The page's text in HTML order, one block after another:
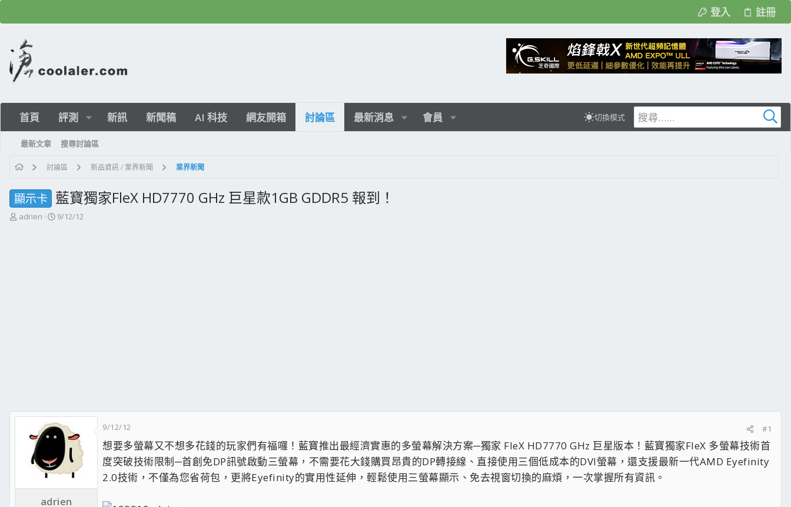
登入 註冊
首頁 評測 新訊 新聞稿 AI 科技 網友開箱 討論區 最新消息 會員 切換模式
最新文章 搜尋討論區
討論區 新品資訊 / 業界新聞 業界新聞
顯示卡 藍寶獨家FleX HD7770 GHz 巨星款1GB GDDR5 報到！
主
adrien
開
9/12/12
adrien
9/12/12 #1
想要多螢幕又不想多花錢的玩家們有福囉！藍寶推出最經濟實惠的多螢幕解決方案─獨家 FleX HD7770 GHz 巨星版本！藍寶獨家FleX 多螢幕技術首
度突破技術限制─首創免DP訊號啟動三螢幕，不需要花大錢購買昂貴的DP轉接線、直接使用三個低成本的DVI螢幕，還支援最新一代AMD Eyefinity
2.0技術，不僅為您省荷包，更將Eyefinity的實用性延伸，輕鬆使用三螢幕顯示、免去視窗切換的麻煩，一次掌握所有資訊。